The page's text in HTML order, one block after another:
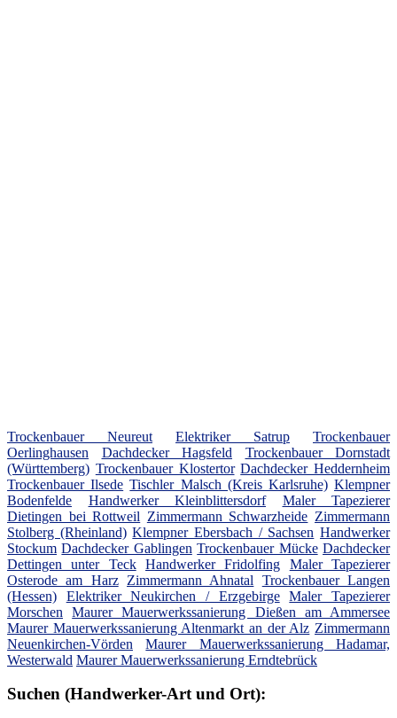
Trockenbauer Neureut Elektriker Satrup
Trockenbauer
Oerlinghausen
Dachdecker Hagsfeld
Trockenbauer Dornstadt
(Württemberg) Trockenbauer Klostertor Dachdecker Heddernheim
Trockenbauer Ilsede Tischler Malsch (Kreis Karlsruhe) Klempner
Bodenfelde
Handwerker Kleinblittersdorf
Maler Tapezierer
Dietingen bei Rottweil Zimmermann Schwarzheide Zimmermann
Stolberg (Rheinland) Klempner Ebersbach / Sachsen Handwerker
Stockum Dachdecker Gablingen Trockenbauer Mücke Dachdecker
Dettingen unter Teck
Handwerker Fridolfing
Maler Tapezierer
Osterode am Harz
Zimmermann Ahnatal
Trockenbauer Langen
(Hessen)
Elektriker Neukirchen / Erzgebirge
Maler Tapezierer
Morschen
Maurer Mauerwerkssanierung Dießen am Ammersee
Maurer Mauerwerkssanierung Altenmarkt an der Alz Zimmermann
Neuenkirchen-Vörden
Maurer Mauerwerkssanierung Hadamar,
Westerwald Maurer Mauerwerkssanierung Erndtebrück
Suchen (Handwerker-Art und Ort):